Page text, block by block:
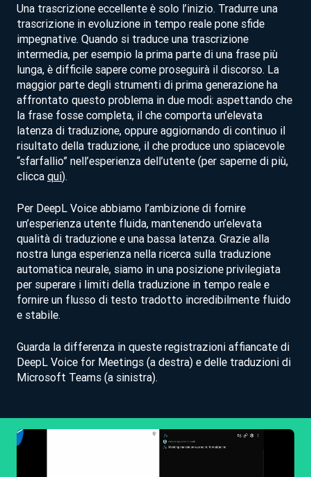
Una trascrizione eccellente è solo l’inizio. Tradurre una
trascrizione in evoluzione in tempo reale pone sfide
impegnative. Quando si traduce una trascrizione
intermedia, per esempio la prima parte di una frase più
lunga, è difficile sapere come proseguirà il discorso. La
maggior parte degli strumenti di prima generazione ha
affrontato questo problema in due modi: aspettando che
la frase fosse completa, il che comporta un’elevata
latenza di traduzione, oppure aggiornando di continuo il
risultato della traduzione, il che produce uno spiacevole
“sfarfallio” nell’esperienza dell’utente (per saperne di più,
clicca qui).
Per DeepL Voice abbiamo l’ambizione di fornire
un’esperienza utente fluida, mantenendo un’elevata
qualità di traduzione e una bassa latenza. Grazie alla
nostra lunga esperienza nella ricerca sulla traduzione
automatica neurale, siamo in una posizione privilegiata
per superare i limiti della traduzione in tempo reale e
fornire un flusso di testo tradotto incredibilmente fluido
e stabile.
Guarda la differenza in queste registrazioni affiancate di
DeepL Voice for Meetings (a destra) e delle traduzioni di
Microsoft Teams (a sinistra).